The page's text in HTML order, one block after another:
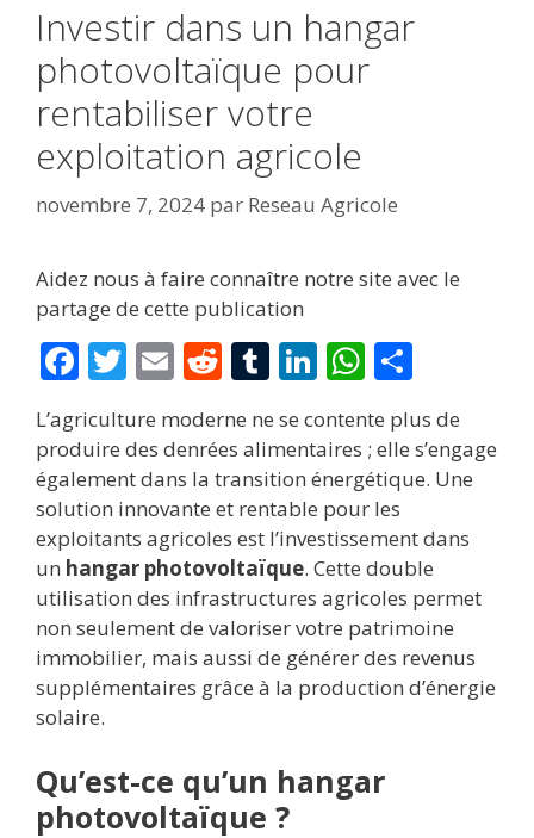
Investir dans un hangar
photovoltaïque pour
rentabiliser votre
exploitation agricole
novembre 7, 2024 par Reseau Agricole
Aidez nous à faire connaître notre site avec le
partage de cette publication
F
ac
e
b
o
o
k
T
itt
er
E
m
ai
l
R
d
di
t
T
m
bl
r
Li
k
e
dI
n
W
at
s
A
p
p
ar
ta
g
L’agriculture moderne ne se contente plus de
produire des denrées alimentaires ; elle s’engage
également dans la transition énergétique. Une
solution innovante et rentable pour les
exploitants agricoles est l’investissement dans
un hangar photovoltaïque. Cette double
utilisation des infrastructures agricoles permet
non seulement de valoriser votre patrimoine
immobilier, mais aussi de générer des revenus
supplémentaires grâce à la production d’énergie
solaire.
Qu’est-ce qu’un hangar
photovoltaïque ?